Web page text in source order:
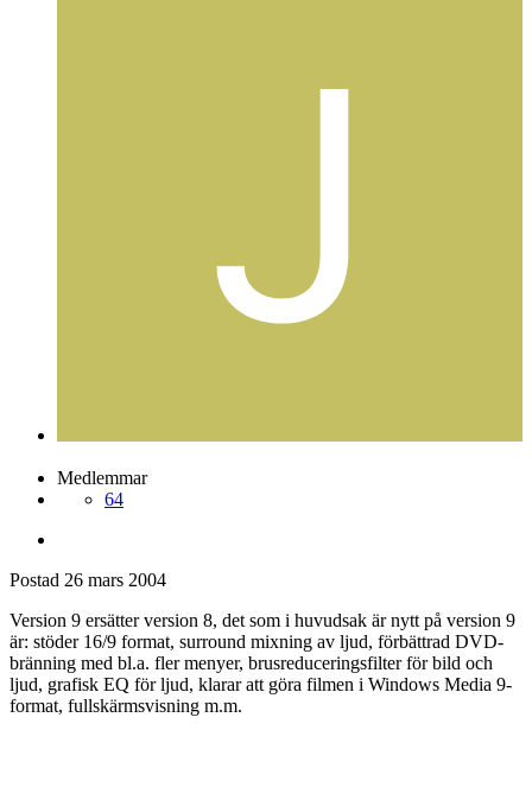
Medlemmar
64
Postad 26 mars 2004
Version 9 ersätter version 8, det som i huvudsak är nytt på version 9
är: stöder 16/9 format, surround mixning av ljud, förbättrad DVD-
bränning med bl.a. fler menyer, brusreduceringsfilter för bild och
ljud, grafisk EQ för ljud, klarar att göra filmen i Windows Media 9-
format, fullskärmsvisning m.m.